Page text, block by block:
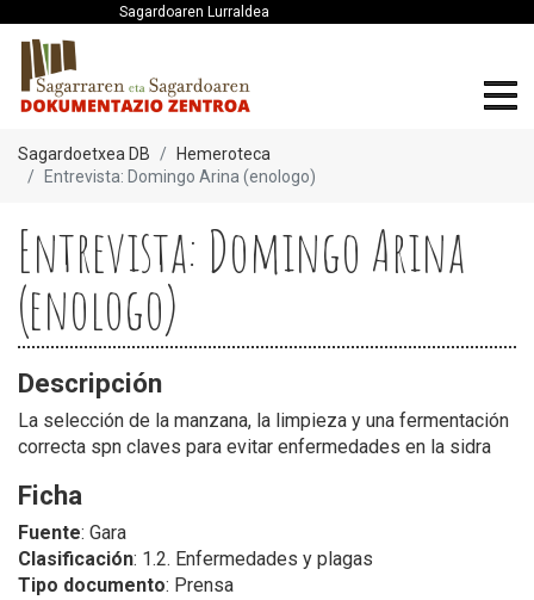
Sagardoaren Lurraldea
Sagardoetxea DB
Hemeroteca
Entrevista: Domingo Arina (enologo)
Entrevista: Domingo Arina
(enologo)
Descripción
La selección de la manzana, la limpieza y una fermentación
correcta spn claves para evitar enfermedades en la sidra
Ficha
Fuente: Gara
Clasificación: 1.2. Enfermedades y plagas
Tipo documento: Prensa